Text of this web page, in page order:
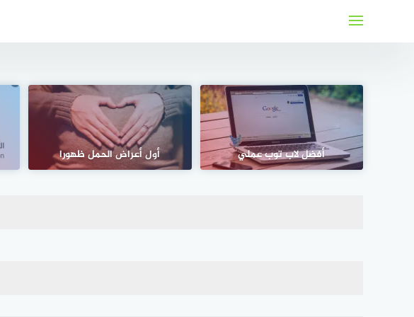
أفضل لاب توب عملي أول أعراض الحمل ظهورا